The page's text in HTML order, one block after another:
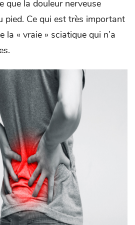
que la douleur nerveuse
pied. Ce qui est très important
la « vraie » sciatique qui n’a